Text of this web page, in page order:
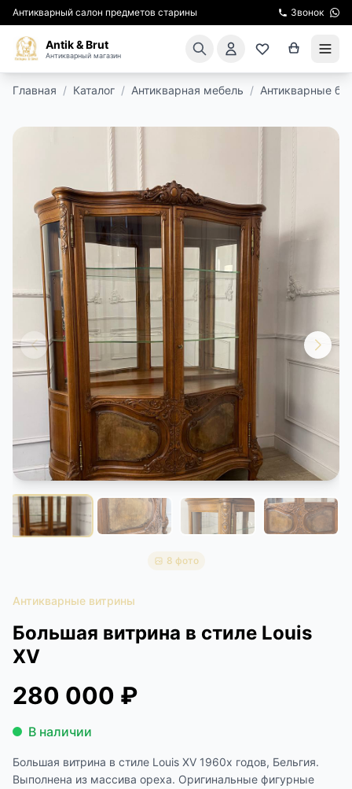
Антикварный салон предметов старины Звонок
Antik & Brut
Антикварный магазин
АРЕНДА МЕБЕЛИ
КИНОСЪЕМКА
ЭКСКУРСИИ
РЕСТАВРАЦИЯ
КУРСЫ ПО РЕСТАВРАЦИИ
КОНТАКТЫ
ДОСТАВКА И ОПЛАТА
Главная / Каталог / Антикварная мебель / Антикварные
8 фото
Антикварные витрины
Большая витрина в стиле Louis
XV
280 000 ₽
В наличии
Большая витрина в стиле Louis XV 1960х годов, Бельгия.
Выполнена из массива ореха. Оригинальные фигурные